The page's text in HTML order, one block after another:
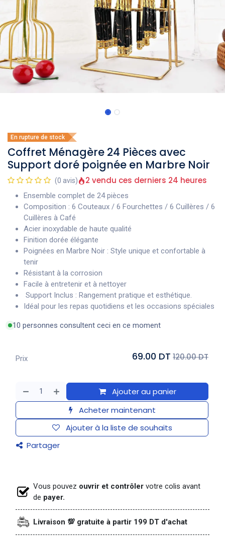
En rupture de stock
Coffret Ménagère 24 Pièces avec
Support doré poignée en Marbre Noir
(0 avis) 2 vendu ces derniers 24 heures
Ensemble complet de 24 pièces
Composition : 6 Couteaux / 6 Fourchettes / 6 Cuillères / 6
Cuillères à Café
Acier inoxydable de haute qualité
Finition dorée élégante
Poignées en Marbre Noir : Style unique et confortable à
tenir
Résistant à la corrosion
Facile à entretenir et à nettoyer
Support Inclus : Rangement pratique et esthétique.
Idéal pour les repas quotidiens et les occasions spéciales
10 personnes consultent ceci en ce moment
Ajouter au panier
Acheter maintenant
Ajouter à la liste de souhaits
Partager
Prix 69.00 DT 120.00 DT
Vous pouvez ouvrir et contrôler votre colis avant
de payer.
Livraison 💯 gratuite à partir 199 DT d'achat